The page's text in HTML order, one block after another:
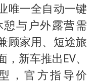
唯一全自动一键
与户外露营需
顾家用、短途旅
新车推出EV、
，官方指导价